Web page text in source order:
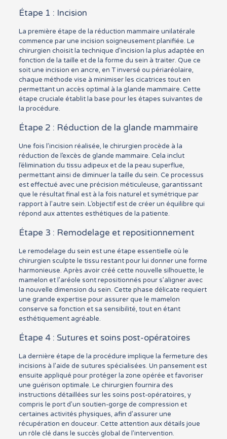
Étape 1 : Incision
La première étape de la réduction mammaire unilatérale
commence par une incision soigneusement planifiée. Le
chirurgien choisit la technique d’incision la plus adaptée en
fonction de la taille et de la forme du sein à traiter. Que ce
soit une incision en ancre, en T inversé ou périaréolaire,
chaque méthode vise à minimiser les cicatrices tout en
permettant un accès optimal à la glande mammaire. Cette
étape cruciale établit la base pour les étapes suivantes de
la procédure.
Étape 2 : Réduction de la glande mammaire
Une fois l’incision réalisée, le chirurgien procède à la
réduction de l’excès de glande mammaire. Cela inclut
l’élimination du tissu adipeux et de la peau superflue,
permettant ainsi de diminuer la taille du sein. Ce processus
est effectué avec une précision méticuleuse, garantissant
que le résultat final est à la fois naturel et symétrique par
rapport à l’autre sein. L’objectif est de créer un équilibre qui
répond aux attentes esthétiques de la patiente.
Étape 3 : Remodelage et repositionnement
Le remodelage du sein est une étape essentielle où le
chirurgien sculpte le tissu restant pour lui donner une forme
harmonieuse. Après avoir créé cette nouvelle silhouette, le
mamelon et l’aréole sont repositionnés pour s’aligner avec
la nouvelle dimension du sein. Cette phase délicate requiert
une grande expertise pour assurer que le mamelon
conserve sa fonction et sa sensibilité, tout en étant
esthétiquement agréable.
Étape 4 : Sutures et soins post-opératoires
La dernière étape de la procédure implique la fermeture des
incisions à l’aide de sutures spécialisées. Un pansement est
ensuite appliqué pour protéger la zone opérée et favoriser
une guérison optimale. Le chirurgien fournira des
instructions détaillées sur les soins post-opératoires, y
compris le port d’un soutien-gorge de compression et
certaines activités physiques, afin d’assurer une
récupération en douceur. Cette attention aux détails joue
un rôle clé dans le succès global de l’intervention.